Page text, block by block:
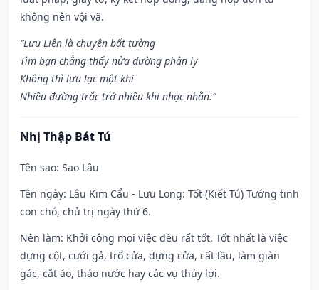
không nên vội vã.
“Lưu Liên là chuyện bất tường
Tìm bạn chẳng thấy nửa đường phân ly
Không thì lưu lạc một khi
Nhiều đường trắc trở nhiều khi nhọc nhằn.”
Nhị Thập Bát Tú
Tên sao: Sao Lâu
Tên ngày: Lâu Kim Cẩu - Lưu Long: Tốt (Kiết Tú) Tướng tinh
con chó, chủ trị ngày thứ 6.
Nên làm: Khởi công mọi việc đều rất tốt. Tốt nhất là việc
dựng cột, cưới gả, trổ cửa, dựng cửa, cất lầu, làm giàn
gác, cắt áo, tháo nước hay các vụ thủy lợi.